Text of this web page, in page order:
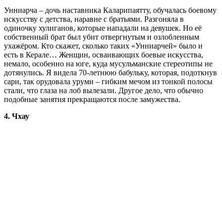
Унниарча – дочь наставника Каларипаятту, обучалась боевому
искусству с детства, наравне с братьями. Разгоняла в
одиночку хулиганов, которые нападали на девушек. Но её
собственный брат был убит отвергнутым и озлобленным
ухажёром. Кто скажет, сколько таких «Унниарчей» было и
есть в Керале… Женщин, осваивающих боевые искусства,
немало, особенно на юге, куда мусульманские стереотипы не
дотянулись. Я видела 70-летнюю бабульку, которая, подоткнув
сари, так орудовала уруми – гибким мечом из тонкой полосы
стали, что глаза на лоб вылезали. Другое дело, что обычно
подобные занятия прекращаются после замужества.
4. Чхау